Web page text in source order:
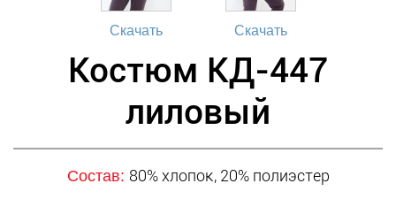
Скачать Скачать
Костюм КД-447
лиловый
Состав: 80% хлопок, 20% полиэстер